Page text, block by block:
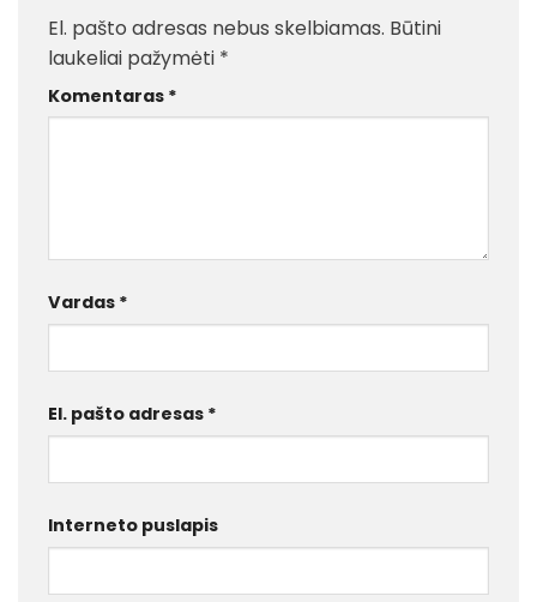
El. pašto adresas nebus skelbiamas. Būtini
laukeliai pažymėti *
Komentaras *
Vardas *
El. pašto adresas *
Interneto puslapis